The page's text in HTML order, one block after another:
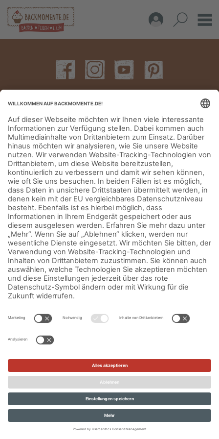
IMPRESSUM DATENSCHUTZERKLÄRUNG AGB KONTAKT
© Aurora Mühlen GmbH - Trettaustraße 49 – D-21107 Hamburg